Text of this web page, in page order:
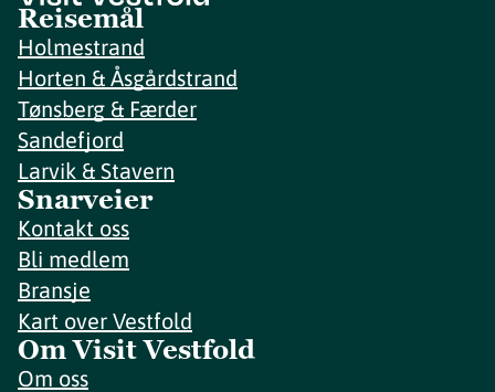
Reisemål
Holmestrand
Horten & Åsgårdstrand
Tønsberg & Færder
Sandefjord
Larvik & Stavern
Snarveier
Kontakt oss
Bli medlem
Bransje
Kart over Vestfold
Om Visit Vestfold
Om oss